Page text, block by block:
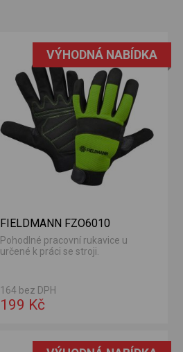
VÝHODNÁ NABÍDKA
FIELDMANN FZO6010
Pohodlné pracovní rukavice u
určené k práci se stroji.
164 bez DPH
199 Kč